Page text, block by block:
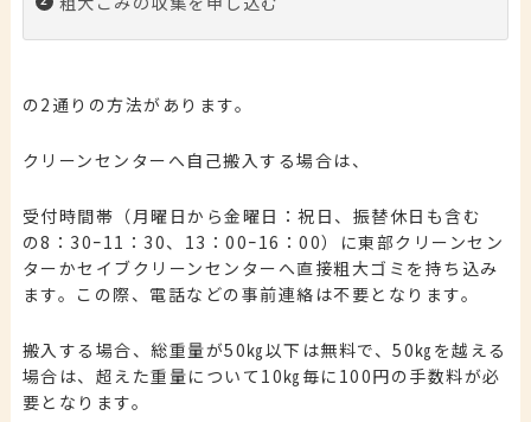
の2通りの方法があります。
クリーンセンターへ自己搬入する場合は、
受付時間帯（月曜日から金曜日：祝日、振替休日も含む
の8：30ｰ11：30、13：00ｰ16：00）に東部クリーンセン
ターかセイブクリーンセンターへ直接粗大ゴミを持ち込み
ます。この際、電話などの事前連絡は不要となります。
搬入する場合、総重量が50㎏以下は無料で、50㎏を越える
場合は、超えた重量について10㎏毎に100円の手数料が必
要となります。